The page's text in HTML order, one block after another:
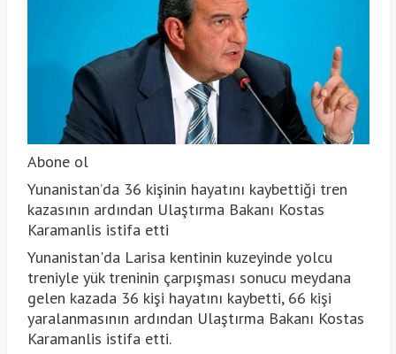
Abone ol
Yunanistan’da 36 kişinin hayatını kaybettiği tren
kazasının ardından Ulaştırma Bakanı Kostas
Karamanlis istifa etti
Yunanistan'da Larisa kentinin kuzeyinde yolcu
treniyle yük treninin çarpışması sonucu meydana
gelen kazada 36 kişi hayatını kaybetti, 66 kişi
yaralanmasının ardından Ulaştırma Bakanı Kostas
Karamanlis istifa etti.